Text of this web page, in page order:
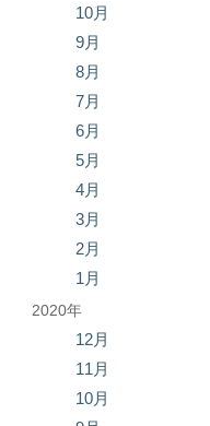
10月
9月
8月
7月
6月
5月
4月
3月
2月
1月
2020年
12月
11月
10月